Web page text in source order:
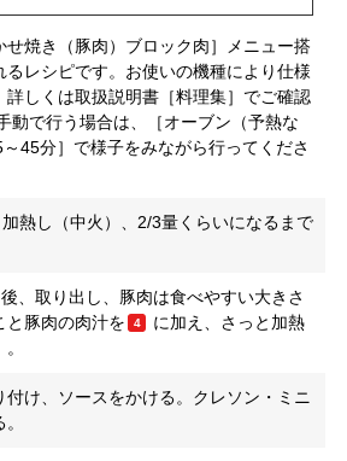
焼き（豚肉）ブロック肉］メニュー搭
るレシピです。お使いの機種により仕様
詳しくは取扱説明書［料理集］でご確認
動で行う場合は、［オーブン（予熱な
45分］で様子をみながら行ってくださ
熱し（中火）、2/3量くらいになるまで
、取り出し、豚肉は食べやすい大きさ
と豚肉の肉汁を
4
に加え、さっと加熱
付け、ソースをかける。クレソン・ミニ